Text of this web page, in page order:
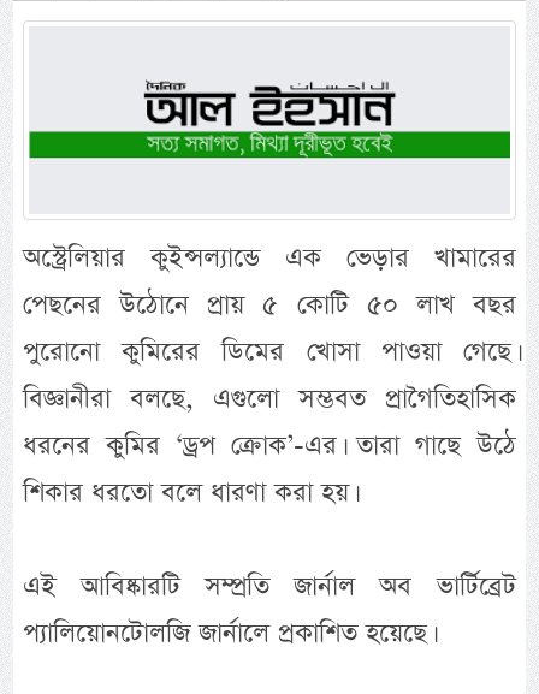
অস্ট্রেলিয়ার কুইন্সল্যান্ডে এক ভেড়ার খামারের
পেছনের উঠোনে প্রায় ৫ কোটি ৫০ লাখ বছর
পুরোনো কুমিরের ডিমের খোসা পাওয়া গেছে।
বিজ্ঞানীরা বলছে, এগুলো সম্ভবত প্রাগৈতিহাসিক
ধরনের কুমির ‘ড্রপ ক্রোক’-এর। তারা গাছে উঠে
শিকার ধরতো বলে ধারণা করা হয়।
এই আবিষ্কারটি সম্প্রতি জার্নাল অব ভার্টিব্রেট
প্যালিয়োনটোলজি জার্নালে প্রকাশিত হয়েছে।